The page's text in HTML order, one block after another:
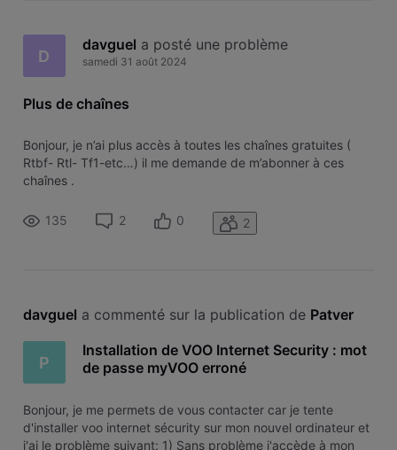
D
davguel a posté une problème
samedi 31 août 2024
Plus de chaînes
Bonjour, je n’ai plus accès à toutes les chaînes gratuites (
Rtbf- Rtl- Tf1-etc…) il me demande de m’abonner à ces
chaînes .
135 2 0 2
davguel a commenté sur la publication de Patver
P
Installation de VOO Internet Security : mot
de passe myVOO erroné
Bonjour, je me permets de vous contacter car je tente
d'installer voo internet sécurity sur mon nouvel ordinateur et
j'ai le problème suivant: 1) Sans problème j'accède à mon